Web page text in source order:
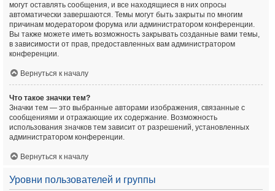
могут оставлять сообщения, и все находящиеся в них опросы
автоматически завершаются. Темы могут быть закрыты по многим
причинам модератором форума или администратором конференции.
Вы также можете иметь возможность закрывать созданные вами темы,
в зависимости от прав, предоставленных вам администратором
конференции.
Вернуться к началу
Что такое значки тем?
Значки тем — это выбранные авторами изображения, связанные с
сообщениями и отражающие их содержание. Возможность
использования значков тем зависит от разрешений, установленных
администратором конференции.
Вернуться к началу
Уровни пользователей и группы